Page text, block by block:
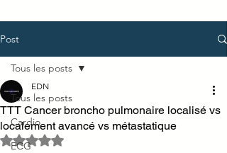
Post
Tous les posts
Cardio
ECG
Tous les posts
TTT Cancer broncho pulmonaire localisé vs
localement avancé vs métastatique
EDN
Noté NaN étoiles sur 5.